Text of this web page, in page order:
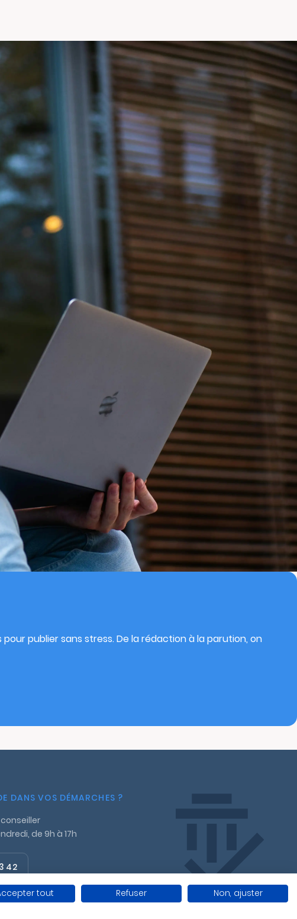
publier sans stress. De la rédaction à la parution, on
DANS VOS DÉMARCHES ?
de 9h à 17h
42
tout Refuser Non, ajuster